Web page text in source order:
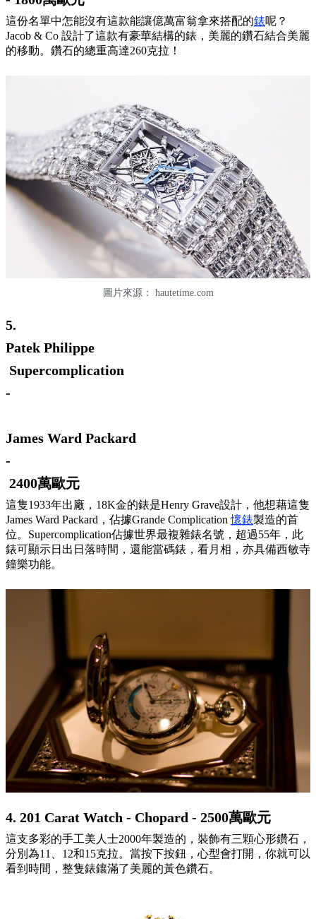
這份名單中怎能沒有這款能讓億萬富翁拿來搭配的錶呢？
Jacob & Co 設計了這款有豪華結構的錶，美麗的鑽石結合美麗
的移動。鑽石的總重高達260克拉！
圖片來源： hautetime.com
5.
Patek Philippe
Supercomplication
-
James Ward Packard
-
2400萬歐元
這隻1933年出廠，18K金的錶是Henry Grave設計，他想藉這隻
James Ward Packard，佔據Grande Complication懷錶製造的首
位。Supercomplication佔據世界最複雜錶名號，超過55年，此
錶可顯示日出日落時間，還能當碼錶，看月相，亦具備西敏寺
鐘樂功能。
4. 201 Carat Watch - Chopard - 2500萬歐元
這支多彩的手工美人士2000年製造的，裝飾有三顆心形鑽石，
分別為11、12和15克拉。當按下按鈕，心型會打開，你就可以
看到時間，整隻錶鑲滿了美麗的黃色鑽石。